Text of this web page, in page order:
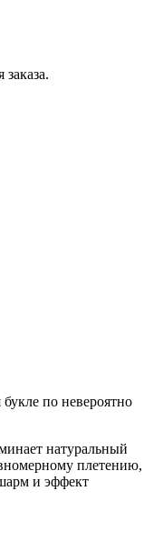
по невероятно
натуральный
плетению,
и эффект